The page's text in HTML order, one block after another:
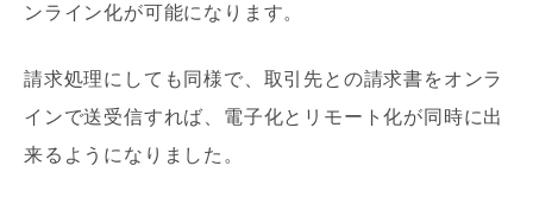
ンライン化が可能になります。
請求処理にしても同様で、取引先との請求書をオンラ
インで送受信すれば、電子化とリモート化が同時に出
来るようになりました。